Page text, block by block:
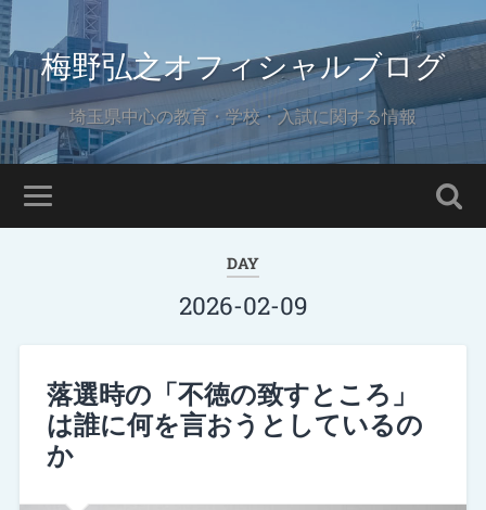
梅野弘之オフィシャルブログ
埼玉県中心の教育・学校・入試に関する情報
DAY
2026-02-09
落選時の「不徳の致すところ」
は誰に何を言おうとしているの
か